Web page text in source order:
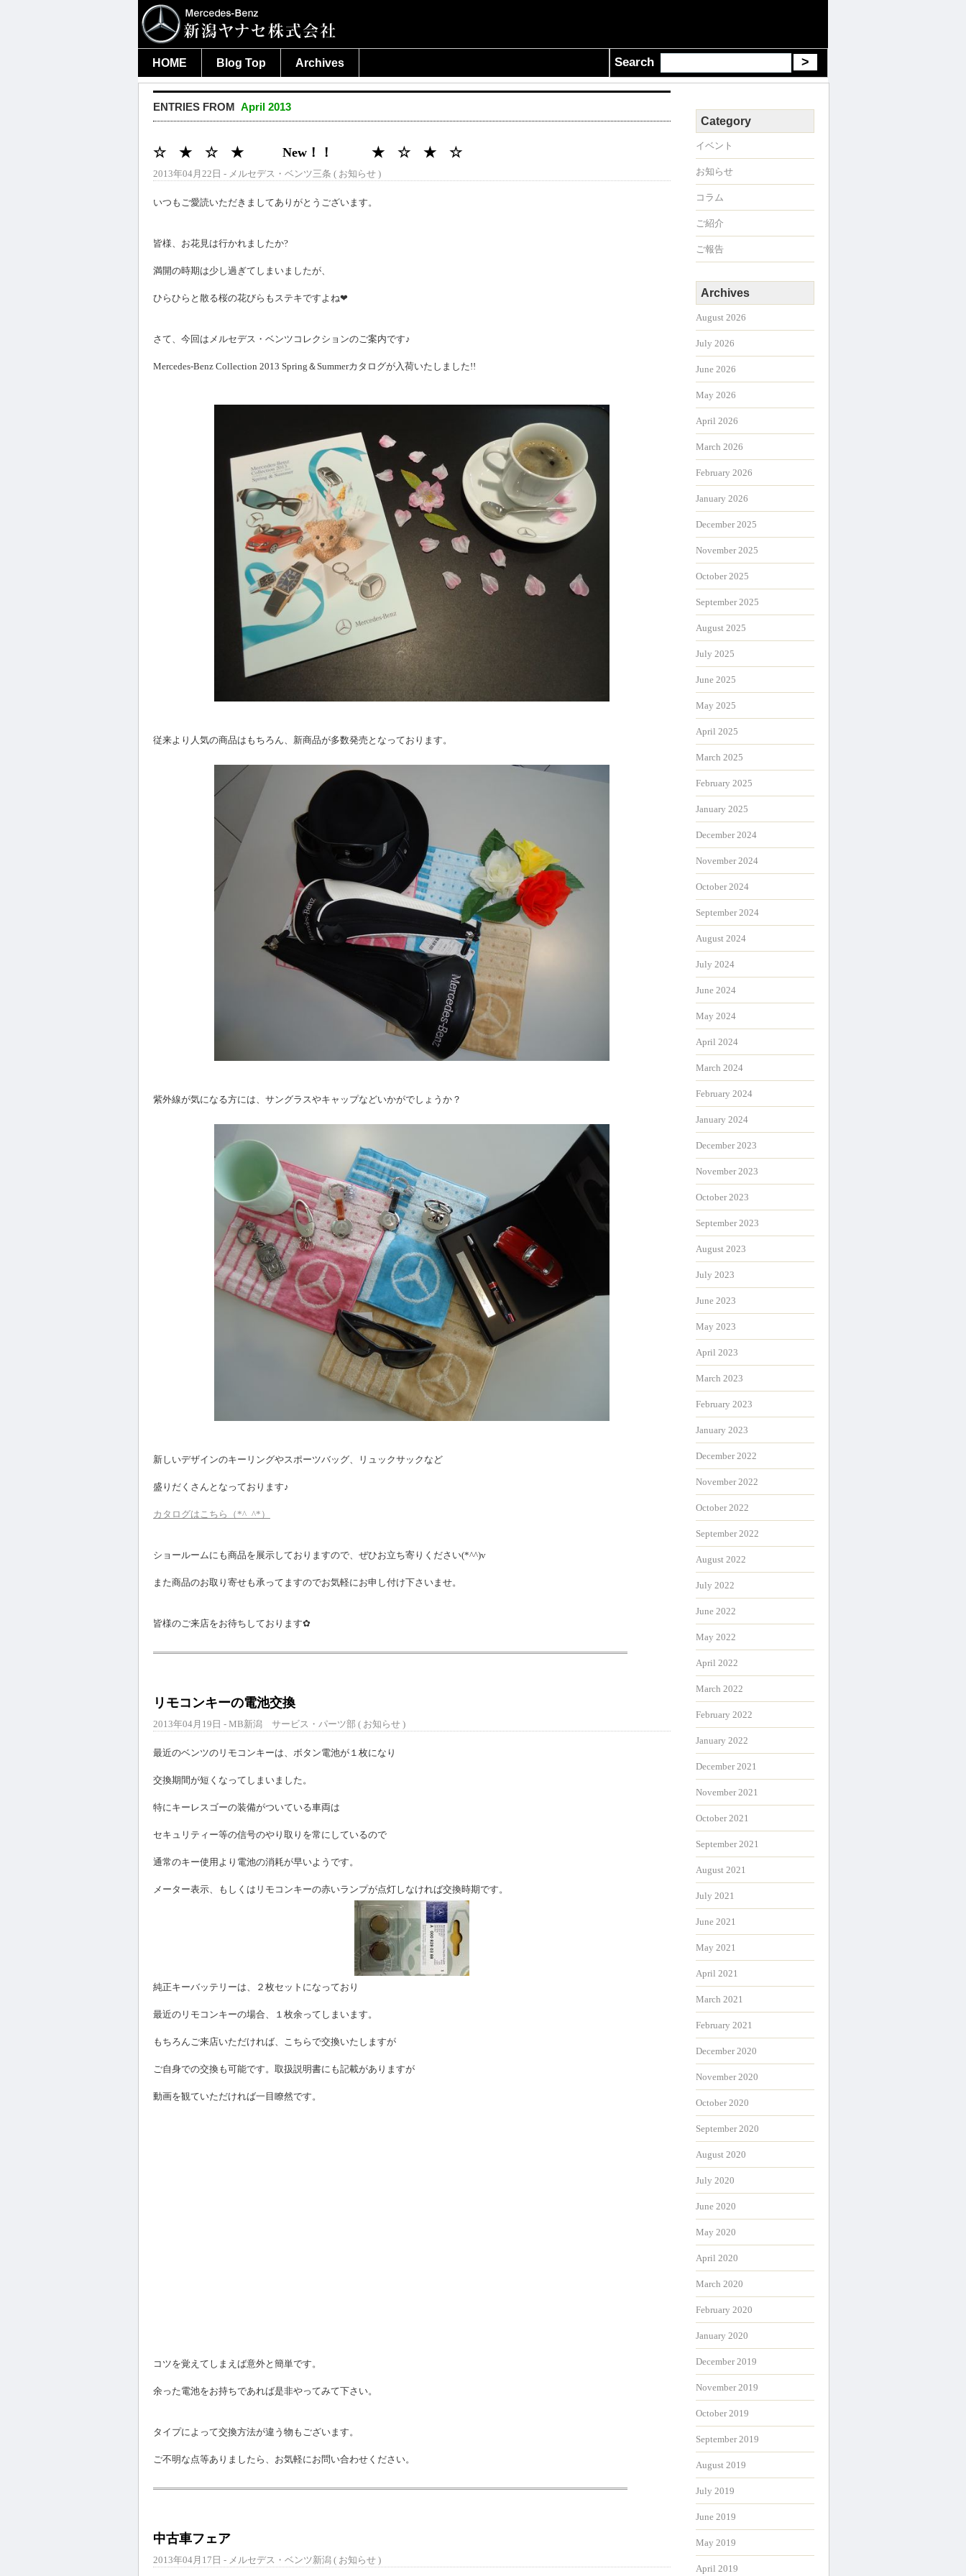
HOME Blog Top Archives Search
ENTRIES FROM April 2013
☆ ★ ☆ ★ New！！ ★ ☆ ★ ☆
2013年04月22日 - メルセデス・ベンツ三条 ( お知らせ )
いつもご愛読いただきましてありがとうございます。
皆様、お花見は行かれましたか?
満開の時期は少し過ぎてしまいましたが、
ひらひらと散る桜の花びらもステキですよね❤
さて、今回はメルセデス・ベンツコレクションのご案内です♪
Mercedes-Benz Collection 2013 Spring＆Summerカタログが入荷いたしました!!
従来より人気の商品はもちろん、新商品が多数発売となっております。
紫外線が気になる方には、サングラスやキャップなどいかがでしょうか？
新しいデザインのキーリングやスポーツバッグ、リュックサックなど
盛りだくさんとなっております♪
カタログはこちら（*^_^*）
ショールームにも商品を展示しておりますので、ぜひお立ち寄りください(*^^)v
また商品のお取り寄せも承ってますのでお気軽にお申し付け下さいませ。
皆様のご来店をお待ちしております✿
リモコンキーの電池交換
2013年04月19日 - MB新潟 サービス・パーツ部 ( お知らせ )
最近のベンツのリモコンキーは、ボタン電池が１枚になり
交換期間が短くなってしまいました。
特にキーレスゴーの装備がついている車両は
セキュリティー等の信号のやり取りを常にしているので
通常のキー使用より電池の消耗が早いようです。
メーター表示、もしくはリモコンキーの赤いランプが点灯しなければ交換時期です。
純正キーバッテリーは、２枚セットになっており
最近のリモコンキーの場合、１枚余ってしまいます。
もちろんご来店いただければ、こちらで交換いたしますが
ご自身での交換も可能です。取扱説明書にも記載がありますが
動画を観ていただければ一目瞭然です。
コツを覚えてしまえば意外と簡単です。
余った電池をお持ちであれば是非やってみて下さい。
タイプによって交換方法が違う物もございます。
ご不明な点等ありましたら、お気軽にお問い合わせください。
中古車フェア
2013年04月17日 - メルセデス・ベンツ新潟 ( お知らせ )
Category
イベント
お知らせ
コラム
ご紹介
ご報告
Archives
August 2026
July 2026
June 2026
May 2026
April 2026
March 2026
February 2026
January 2026
December 2025
November 2025
October 2025
September 2025
August 2025
July 2025
June 2025
May 2025
April 2025
March 2025
February 2025
January 2025
December 2024
November 2024
October 2024
September 2024
August 2024
July 2024
June 2024
May 2024
April 2024
March 2024
February 2024
January 2024
December 2023
November 2023
October 2023
September 2023
August 2023
July 2023
June 2023
May 2023
April 2023
March 2023
February 2023
January 2023
December 2022
November 2022
October 2022
September 2022
August 2022
July 2022
June 2022
May 2022
April 2022
March 2022
February 2022
January 2022
December 2021
November 2021
October 2021
September 2021
August 2021
July 2021
June 2021
May 2021
April 2021
March 2021
February 2021
December 2020
November 2020
October 2020
September 2020
August 2020
July 2020
June 2020
May 2020
April 2020
March 2020
February 2020
January 2020
December 2019
November 2019
October 2019
September 2019
August 2019
July 2019
June 2019
May 2019
April 2019